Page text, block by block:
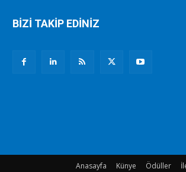
BİZİ TAKİP EDİNİZ
Anasayfa Künye Ödüller